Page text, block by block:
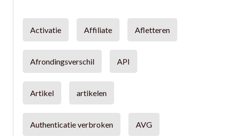
Activatie Affiliate Afletteren
Afrondingsverschil API
Artikel artikelen
Authenticatie verbroken AVG